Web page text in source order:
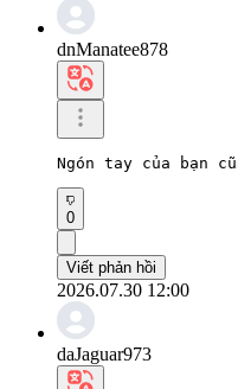
dnManatee878
Ngón tay của bạn
0
Viết phản hồi
2026.07.30 12:00
daJaguar973